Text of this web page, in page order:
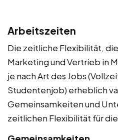
Arbeitszeiten
Die zeitliche Flexibilität,
Marketing und Vertrieb in
je nach Art des Jobs
Studentenjob) erheblich
Gemeinsamkeiten und
zeitlichen Flexibilität für